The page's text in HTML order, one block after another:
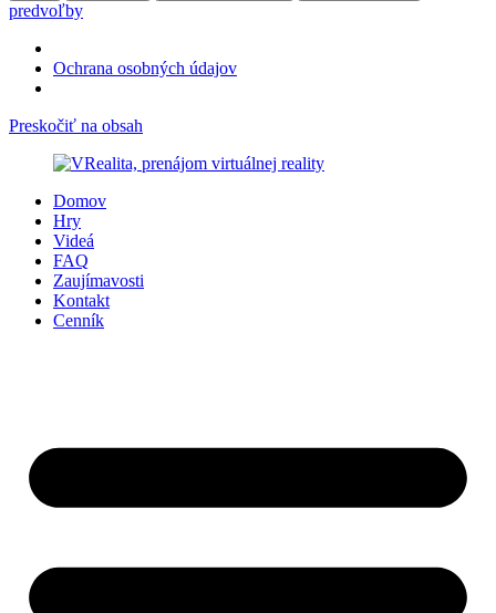
predvoľby
Ochrana osobných údajov
Preskočiť na obsah
Domov
Hry
Videá
FAQ
Zaujímavosti
Kontakt
Cenník